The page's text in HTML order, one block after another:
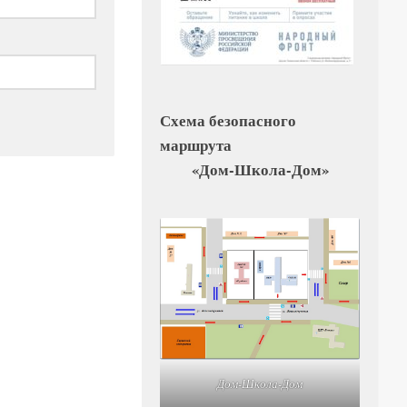
Схема безопасного
маршрута
«Дом-Школа-Дом»
Дом-Школа-Дом